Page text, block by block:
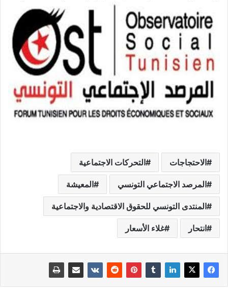
الاحتجاجات التحركات الاجتماعية
المرصد الاجتماعي التونسي المعيشة
المنتدى التونسي للحقوق الاقتصادية والاجتماعية
انتحار غلاء الأسعار